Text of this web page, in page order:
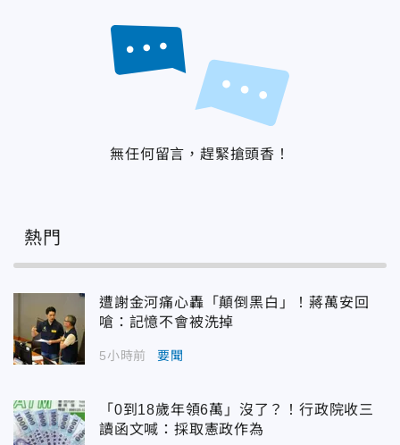
無任何留言，趕緊搶頭香！
熱門
遭謝金河痛心轟「顛倒黑白」！蔣萬安回
嗆：記憶不會被洗掉
5小時前 要聞
「0到18歲年領6萬」沒了？！行政院收三
讀函文喊：採取憲政作為